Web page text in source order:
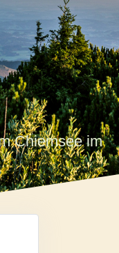
Chiemsee im